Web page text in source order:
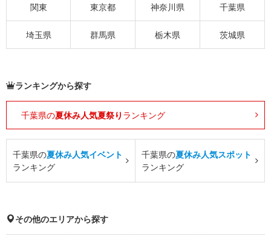
関東 東京都 神奈川県 千葉県
埼玉県 群馬県 栃木県 茨城県
ランキングから探す
千葉県の夏休み人気夏祭り ランキング
千葉県の夏休み人気イベント
ランキング
千葉県の夏休み人気スポット
ランキング
その他のエリアから探す